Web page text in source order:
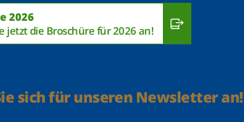
2026
jetzt die Broschüre für 2026 an!
sich für unseren Newsletter an!